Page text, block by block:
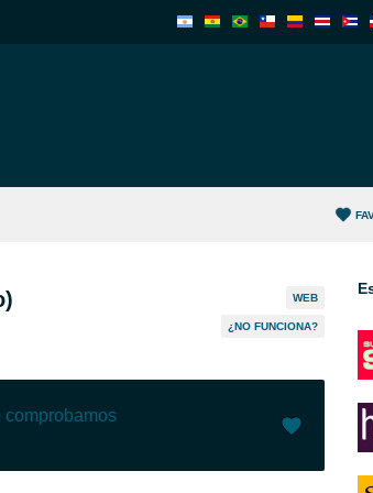
WEB
¿NO FUNCIONA?
comprobamos